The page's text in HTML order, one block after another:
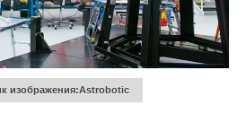
изображения:Astrobotic